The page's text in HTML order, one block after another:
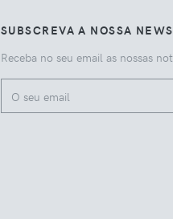
SUBSCREVA A NOSSA
Receba no seu email as nossas